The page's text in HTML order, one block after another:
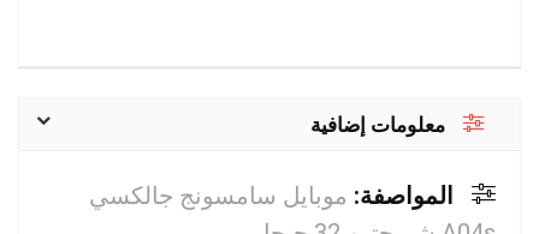
معلومات إضافية
المواصفة: موبايل سامسونج جالكسي